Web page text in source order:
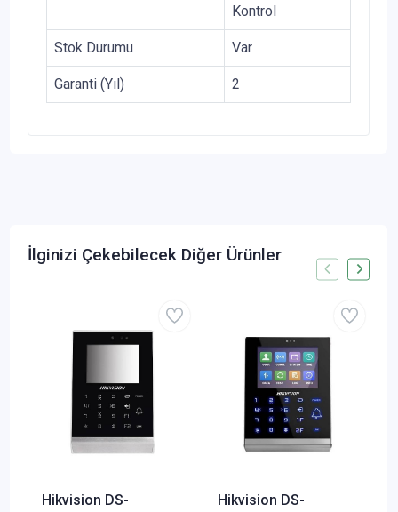
Kontrol
Stok Durumu Var
Garanti (Yıl) 2
İlginizi Çekebilecek Diğer Ürünler
Hikvision DS-
Hikvision DS-